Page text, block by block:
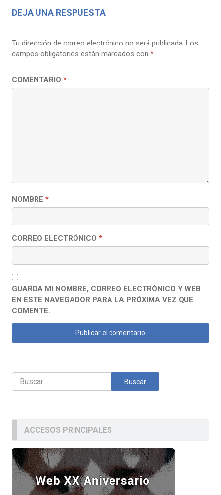
DEJA UNA RESPUESTA
Tu dirección de correo electrónico no será publicada. Los
campos obligatorios están marcados con *
COMENTARIO *
NOMBRE *
CORREO ELECTRÓNICO *
GUARDA MI NOMBRE, CORREO ELECTRÓNICO Y WEB
EN ESTE NAVEGADOR PARA LA PRÓXIMA VEZ QUE
COMENTE.
Buscar:
ACCESOS PRINCIPALES